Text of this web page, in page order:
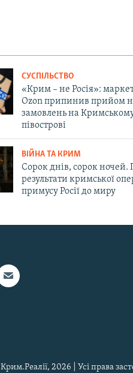
СУСПІЛЬСТВО
«Крим – не Росія»:
Ozon припинив прийом
замовлень на
півострові
ВІЙНА ТА КРИМ
Сорок днів, сорок ночей.
результати кримської
примусу Росії до миру
2026 | Усі права